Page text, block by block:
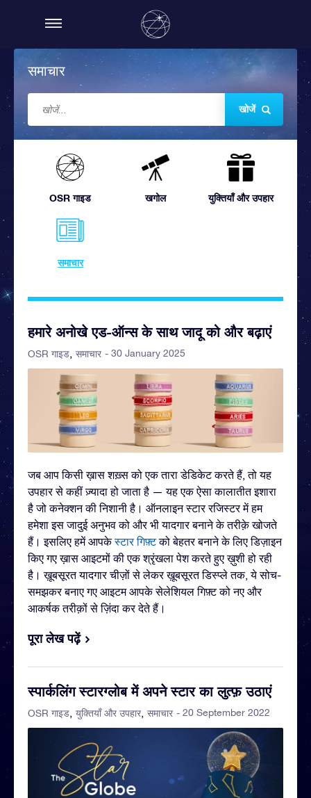
समाचार
खोजें
OSR गाइड खगोल युक्तियाँ और उपहार
समाचार
हमारे अनोखे एड-ऑन्स के साथ जादू को और बढ़ाएं
OSR गाइड समाचार - 30 January 2025
जब आप किसी ख़ास शख़्स को एक तारा डेडिकेट करते हैं, तो यह
उपहार से कहीं ज़्यादा हो जाता है — यह एक ऐसा कालातीत इशारा
है जो कनेक्शन की निशानी है। ऑनलाइन स्टार रजिस्टर में हम
हमेशा इस जादुई अनुभव को और भी यादगार बनाने के तरीक़े खोजते
हैं। इसलिए हमें आपकेस्टार गिफ़्टको बेहतर बनाने के लिए डिज़ाइन
किए गए ख़ास आइटमों की एक श्रृंखला पेश करते हुए ख़ुशी हो रही
है। ख़ूबसूरत यादगार चीज़ों से लेकर ख़ूबसूरत डिस्प्ले तक, ये सोच-
समझकर बनाए गए आइटम आपके सेलेशियल गिफ़्ट को नए और
आकर्षक तरीक़ों से ज़िंदा कर देते हैं।
पूरा लेख पढ़ें
स्पार्कलिंग स्टारग्लोब में अपने स्टार का लुत्फ़ उठाएं
OSR गाइड युक्तियाँ और उपहार समाचार - 20 September 2022